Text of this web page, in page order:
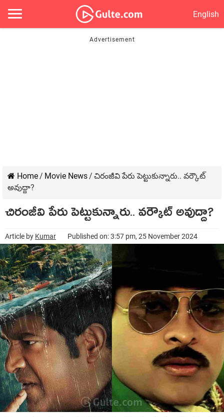
English
Home/ Movie News/ చిరంజీవి పేరు పెట్టుకున్నారు.. వర్కౌట్
అవుద్దా?
చిరంజీవి పేరు పెట్టుకున్నారు.. వర్కౌట్ అవుద్దా?
Article by Kumar Published on: 3:57 pm, 25 November 2024